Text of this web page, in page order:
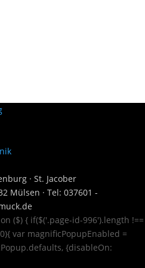
· St. Jacober
Mülsen · Tel: 037601 -
($) { if($('.page-id-996').length !==
var magnificPopupEnabled =
{disableOn: